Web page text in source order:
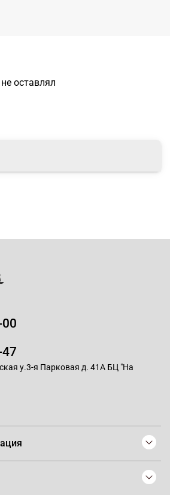
оставлял
у.3-я Парковая д. 41А БЦ "На